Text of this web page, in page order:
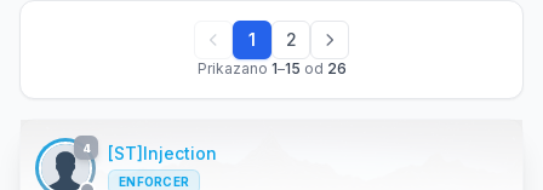
Prikazano 1–15 od 26
1 2
4 [ST]Injection
ENFORCER